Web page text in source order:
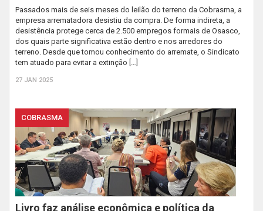
Passados mais de seis meses do leilão do terreno da Cobrasma, a
empresa arrematadora desistiu da compra. De forma indireta, a
desistência protege cerca de 2.500 empregos formais de Osasco,
dos quais parte significativa estão dentro e nos arredores do
terreno. Desde que tomou conhecimento do arremate, o Sindicato
tem atuado para evitar a extinção […]
27 JAN 2025
COBRASMA
Livro faz análise econômica e política da